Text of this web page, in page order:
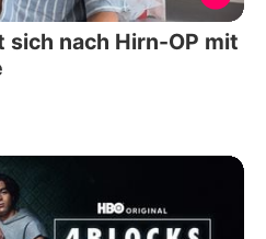
sich nach Hirn-OP mit